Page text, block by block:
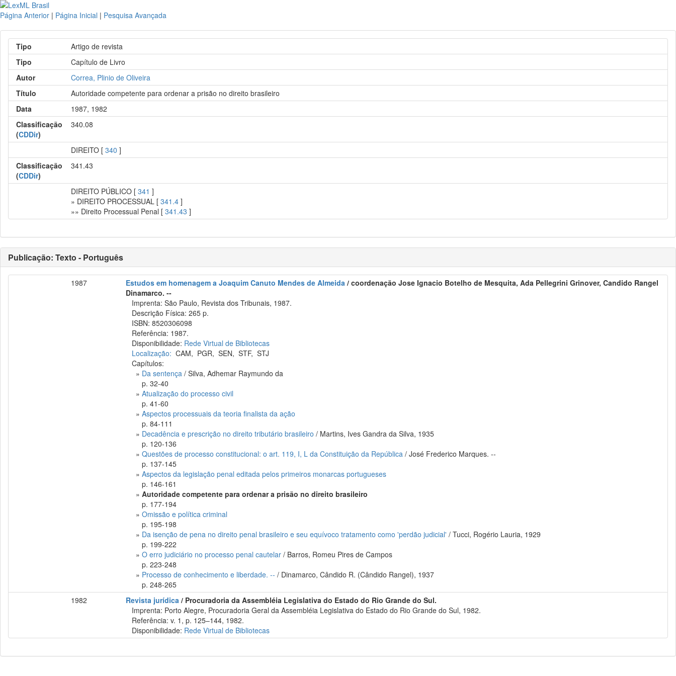
Página Anterior | Página Inicial | Pesquisa Avançada
Tipo
Artigo de revista
Tipo
Capítulo de Livro
Autor
Correa, Plinio de Oliveira
Título
Autoridade competente para ordenar a prisão no direito brasileiro
Data
1987, 1982
Classificação
(CDDir)
340.08
DIREITO [340 ]
Classificação
(CDDir)
341.43
DIREITO PÚBLICO [341 ]
» DIREITO PROCESSUAL [341.4 ]
»» Direito Processual Penal [341.43 ]
Publicação: Texto - Português
1987 Estudos em homenagem a Joaquim Canuto Mendes de Almeida / coordenação Jose Ignacio Botelho de Mesquita, Ada Pellegrini Grinover, Candido Rangel
Dinamarco. --
Imprenta: São Paulo, Revista dos Tribunais, 1987.
Descrição Física: 265 p.
ISBN: 8520306098
Referência: 1987.
Disponibilidade: Rede Virtual de Bibliotecas
Localização: CAM, PGR,SEN,STF,STJ
Capítulos:
» Da sentença / Silva, Adhemar Raymundo da
p. 32-40
»Atualização do processo civil
p. 41-60
»Aspectos processuais da teoria finalista da ação
p. 84-111
» Decadência e prescrição no direito tributário brasileiro / Martins, Ives Gandra da Silva, 1935
p. 120-136
»Questões de processo constitucional: o art. 119, I, L da Constituição da República / José Frederico Marques. --
p. 137-145
»Aspectos da legislação penal editada pelos primeiros monarcas portugueses
p. 146-161
»Autoridade competente para ordenar a prisão no direito brasileiro
p. 177-194
»Omissão e política criminal
p. 195-198
» Da isenção de pena no direito penal brasileiro e seu equívoco tratamento como 'perdão judicial' / Tucci, Rogério Lauria, 1929
p. 199-222
»O erro judiciário no processo penal cautelar / Barros, Romeu Pires de Campos
p. 223-248
» Processo de conhecimento e liberdade. -- / Dinamarco, Cândido R. (Cândido Rangel), 1937
p. 248-265
1982
Revista jurídica / Procuradoria da Assembléia Legislativa do Estado do Rio Grande do Sul.
Imprenta: Porto Alegre, Procuradoria Geral da Assembléia Legislativa do Estado do Rio Grande do Sul, 1982.
Referência: v. 1, p. 125–144, 1982.
Disponibilidade: Rede Virtual de Bibliotecas